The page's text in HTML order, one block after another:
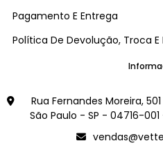
Pagamento E Entrega
Política De Devolução, Troca E
Rua Fernandes Moreira,
São Paulo - SP - 04716-